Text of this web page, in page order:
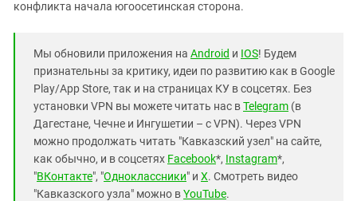
конфликта начала югоосетинская сторона.
Мы обновили приложения на Android и IOS! Будем
признательны за критику, идеи по развитию как в Google
Play/App Store, так и на страницах КУ в соцсетях. Без
установки VPN вы можете читать нас вTelegram (в
Дагестане, Чечне и Ингушетии – с VPN). Через VPN
можно продолжать читать "Кавказский узел" на сайте,
как обычно, и в соцсетях Facebook*, Instagram*,
"ВКонтакте", "Одноклассники" и X. Смотреть видео
"Кавказского узла" можно вYouTube.